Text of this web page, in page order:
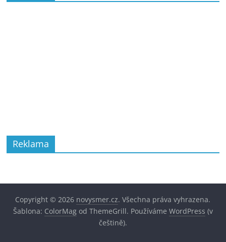
Reklama
Copyright © 2026 novysmer.cz. Všechna práva vyhrazena.
Šablona: ColorMagod ThemeGrill. Používáme WordPress (v
češtině).